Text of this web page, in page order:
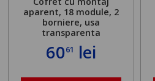
aparent, 18 module, 2
borniere, usa
transparenta
6061 lei